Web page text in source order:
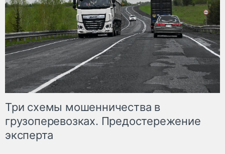
Три схемы мошенничества в
грузоперевозках. Предостережение
эксперта